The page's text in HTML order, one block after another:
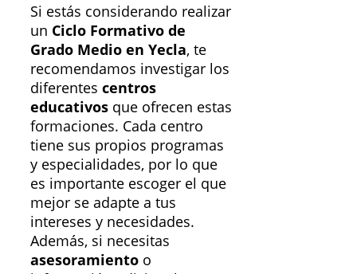
Si estás considerando realizar
un Ciclo Formativo de
Grado Medio en Yecla, te
recomendamos investigar los
diferentes centros
educativos que ofrecen estas
formaciones. Cada centro
tiene sus propios programas
y especialidades, por lo que
es importante escoger el que
mejor se adapte a tus
intereses y necesidades.
Además, si necesitas
asesoramiento o